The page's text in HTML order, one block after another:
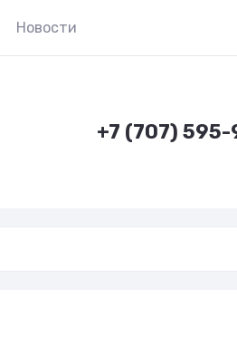
Новости
+7 (707)